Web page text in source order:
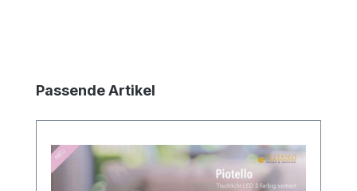
Produktgalerie überspringen
Passende Artikel